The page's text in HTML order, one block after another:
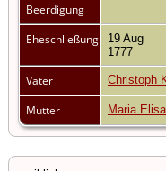
Beerdigung
Eheschließung
19 Aug
1777
Vater Christoph
Mutter Maria